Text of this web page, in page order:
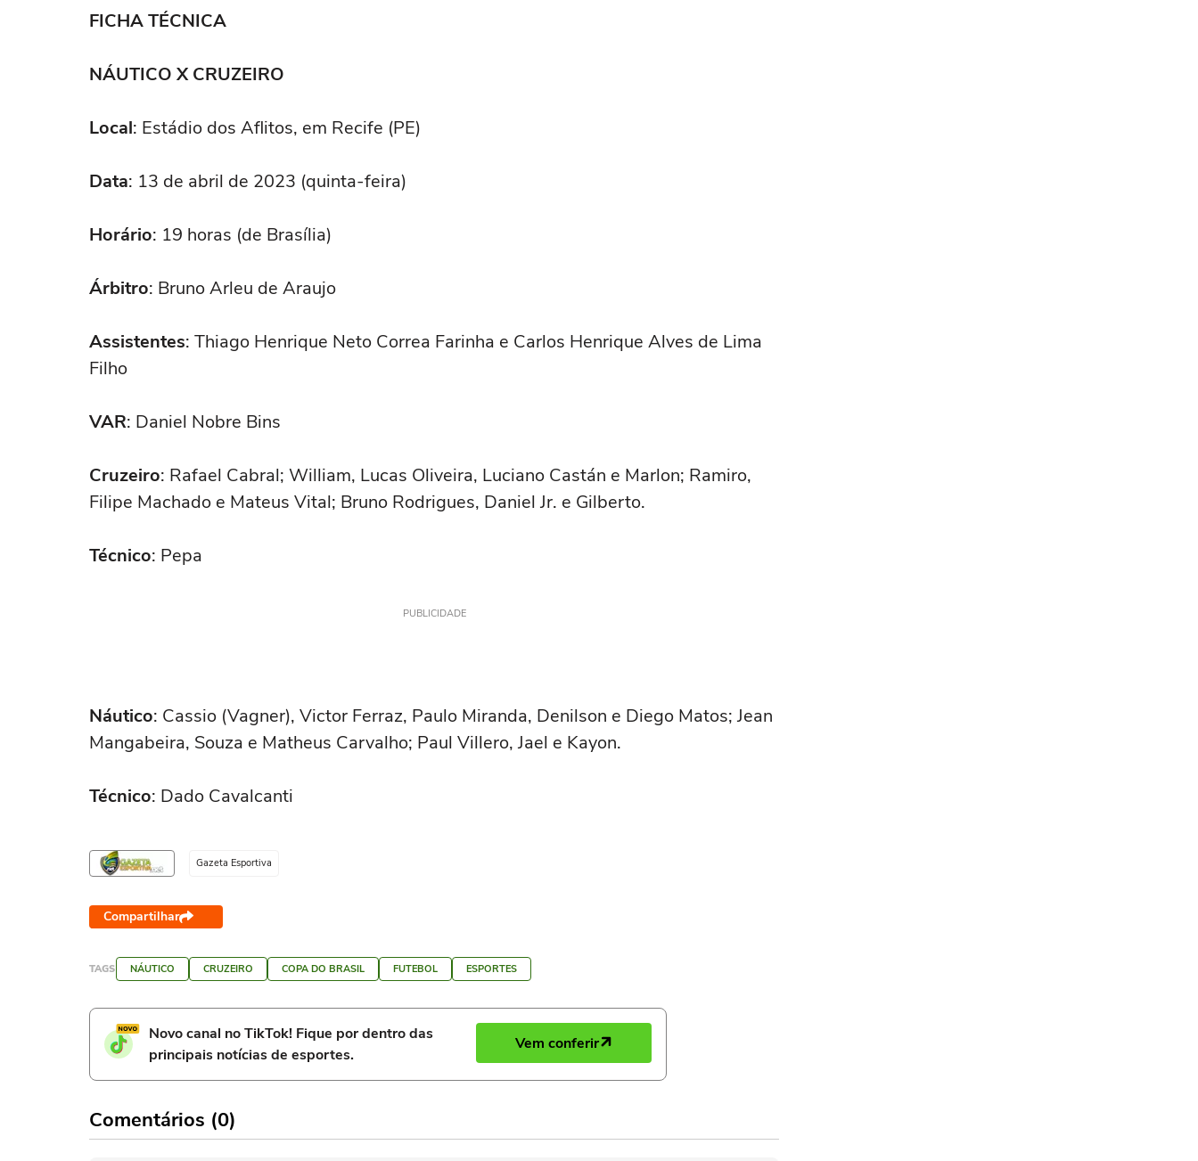
FICHA TÉCNICA
NÁUTICO X CRUZEIRO
Local: Estádio dos Aflitos, em Recife (PE)
Data: 13 de abril de 2023 (quinta-feira)
Horário: 19 horas (de Brasília)
Árbitro: Bruno Arleu de Araujo
Assistentes: Thiago Henrique Neto Correa Farinha e Carlos Henrique Alves de Lima
Filho
VAR: Daniel Nobre Bins
Cruzeiro: Rafael Cabral; William, Lucas Oliveira, Luciano Castán e Marlon; Ramiro,
Filipe Machado e Mateus Vital; Bruno Rodrigues, Daniel Jr. e Gilberto.
Técnico: Pepa
PUBLICIDADE
Náutico: Cassio (Vagner), Victor Ferraz, Paulo Miranda, Denilson e Diego Matos; Jean
Mangabeira, Souza e Matheus Carvalho; Paul Villero, Jael e Kayon.
Técnico: Dado Cavalcanti
Gazeta Esportiva
Compartilhar
TAGS NÁUTICO CRUZEIRO COPA DO BRASIL FUTEBOL ESPORTES
Novo canal no TikTok! Fique por dentro das
principais notícias de esportes.
Vem conferir
Comentários (0)